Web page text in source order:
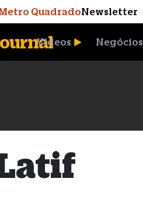
QuadradoNewsletter
Vídeos Negócios